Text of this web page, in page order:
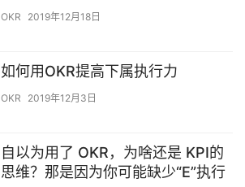
OKR 2019年12月18日
如何用OKR提高下属执行力
OKR 2019年12月3日
自以为用了 OKR，为啥还是 KPI的
思维？那是因为你可能缺少“E”执行